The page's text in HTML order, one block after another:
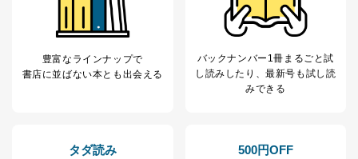
ス、キャンペーン等の広告に関す
るご案内のため
個人情報
当社の従業者の個
人事、総務などの雇用管理等のた
定期購読サービス
豊富なラインナップで
書店に並ばない本とも出会える
バックナンバー1冊まるごと試
し読み したり、最新号も試し読
みできる
タダ読み 500円OFF